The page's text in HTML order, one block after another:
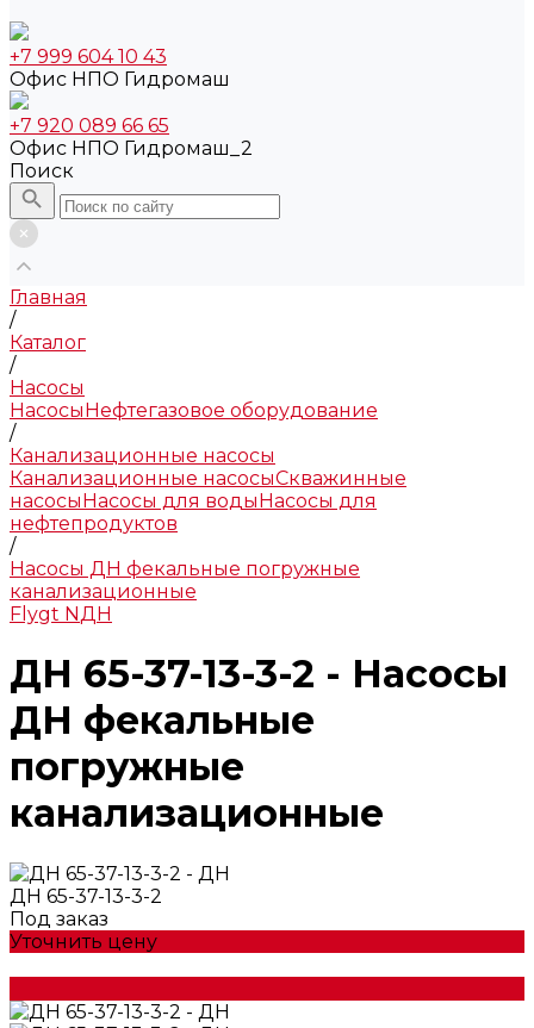
+7 999 604 10 43
Офис НПО Гидромаш
+7 920 089 66 65
Офис НПО Гидромаш_2
Поиск
Главная
/
Каталог
/
Насосы
НасосыНефтегазовое оборудование
/
Канализационные насосы
Канализационные насосыСкважинные
насосыНасосы для водыНасосы для
нефтепродуктов
/
Насосы ДН фекальные погружные
канализационные
Flygt NДН
ДН 65-37-13-3-2 - Насосы
ДН фекальные
погружные
канализационные
ДН 65-37-13-3-2
Под заказ
Уточнить цену